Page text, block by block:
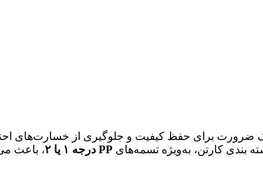
ضرورت برای حفظ کیفیت و جلوگیری از خسارت‌های
بندی کارتن، به‌ویژه تسمه‌های PP درجه ۱ یا ۲
، باعث